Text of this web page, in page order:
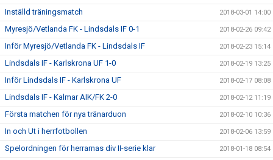
Inställd träningsmatch 2018-03-01 14:00
Myresjö/Vetlanda FK - Lindsdals IF 0-1 2018-02-26 09:42
Inför Myresjö/Vetlanda FK - Lindsdals IF 2018-02-23 15:14
Lindsdals IF - Karlskrona UF 1-0 2018-02-19 13:25
Inför Lindsdals IF - Karlskrona UF 2018-02-17 08:08
Lindsdals IF - Kalmar AIK/FK 2-0 2018-02-12 11:19
Första matchen för nya tränarduon 2018-02-10 10:36
In och Ut i herrfotbollen 2018-02-06 13:59
Spelordningen för herrarnas div II-serie klar 2018-01-18 08:54